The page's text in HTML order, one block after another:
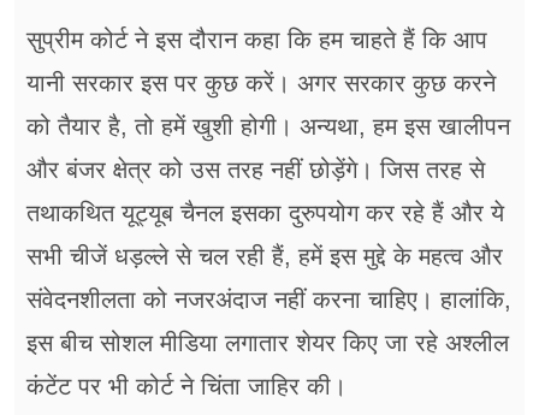
सुप्रीम कोर्ट ने इस दौरान कहा कि हम चाहते हैं कि आप
यानी सरकार इस पर कुछ करें। अगर सरकार कुछ करने
को तैयार है, तो हमें खुशी होगी। अन्यथा, हम इस खालीपन
और बंजर क्षेत्र को उस तरह नहीं छोड़ेंगे। जिस तरह से
तथाकथित यूट्यूब चैनल इसका दुरुपयोग कर रहे हैं और ये
सभी चीजें धड़ल्ले से चल रही हैं, हमें इस मुद्दे के महत्व और
संवेदनशीलता को नजरअंदाज नहीं करना चाहिए। हालांकि,
इस बीच सोशल मीडिया लगातार शेयर किए जा रहे अश्लील
कंटेंट पर भी कोर्ट ने चिंता जाहिर की।